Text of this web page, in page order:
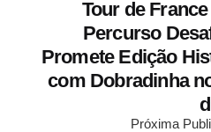
Tour de
Percurso
Promete Edição
com Dobradinha
Próxima